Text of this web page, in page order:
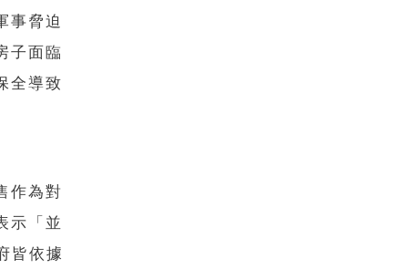
事脅迫
子面臨
全導致
作為對
示「並
皆依據